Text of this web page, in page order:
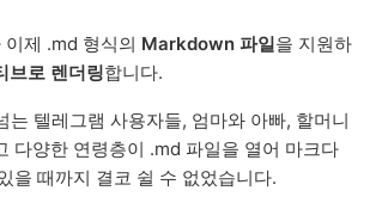
이제 .md 형식의 Markdown 파일을 지원하
브로 렌더링합니다.
는 텔레그램 사용자들, 엄마와 아빠, 할머니
다양한 연령층이 .md 파일을 열어 마크다
을 때까지 결코 쉴 수 없었습니다.